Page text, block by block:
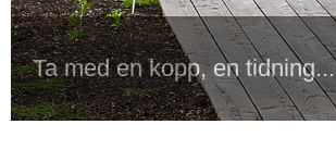
Ta med en kopp, en tidning...